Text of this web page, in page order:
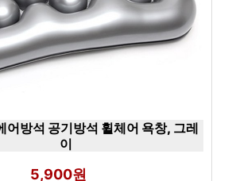
어방석 공기방석 휠체어 욕창, 그레
이
5,900원